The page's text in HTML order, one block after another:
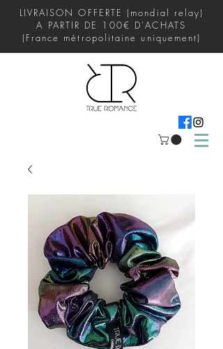
LIVRAISON OFFERTE (mondial relay)
A PARTIR DE 100€ D'ACHATS
(France métropolitaine uniquement)